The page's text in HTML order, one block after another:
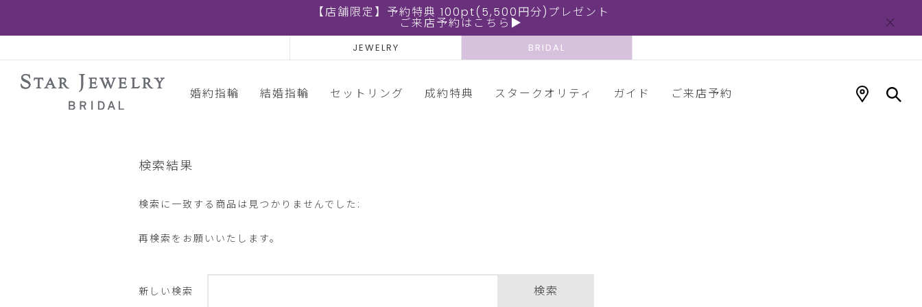
【店舗限定】予約特典 100pt(5,500円分)プレゼント
ご来店予約はこちら▶
JEWELRY BRIDAL
婚約指輪 結婚指輪 セットリング 成約特典 スタークオリティ ガイド ご来店予約
検索結果
検索に一致する商品は見つかりませんでした:
再検索をお願いいたします。
新しい検索 検索